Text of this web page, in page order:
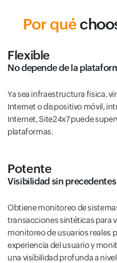
Por qué
Flexible
No depende de la
Ya sea infraestructura física,
Internet o dispositivo móvil,
Internet, Site24x7 puede
plataformas.
Potente
Visibilidad sin precedentes
Obtiene monitoreo de
transacciones sintéticas para
monitoreo de usuarios reales
experiencia del usuario y
una visibilidad profunda a